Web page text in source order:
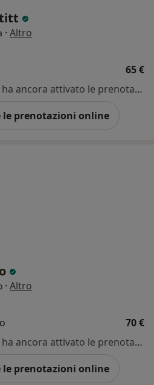
· Altro
65 €
Questo dottore non ha ancora attivato le prenotazioni online presso questo indirizzo.
le prenotazioni online
· Altro
70 €
Questo dottore non ha ancora attivato le prenotazioni online presso questo indirizzo.
le prenotazioni online